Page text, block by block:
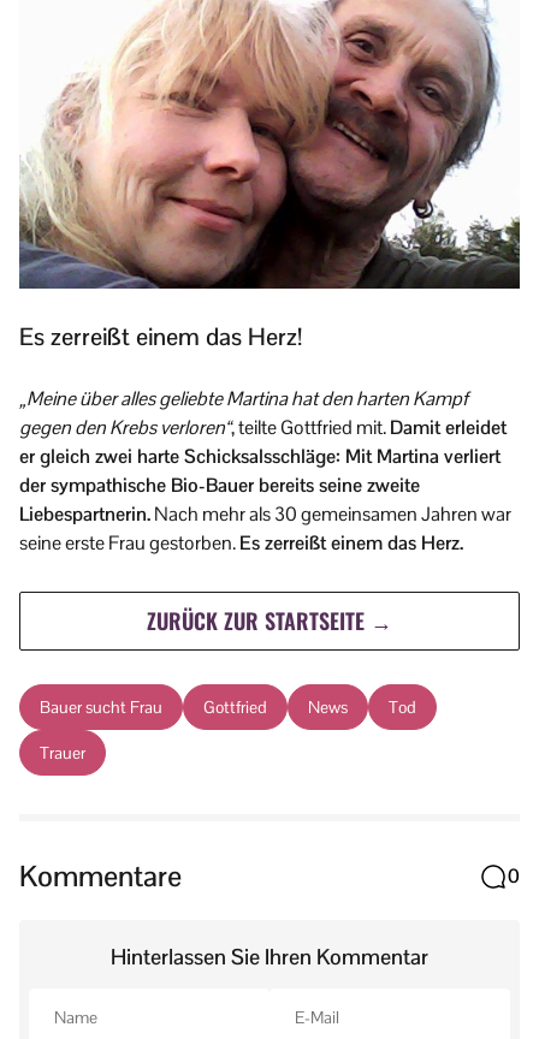
Es zerreißt einem das Herz!
„Meine über alles geliebte Martina hat den harten Kampf
gegen den Krebs verloren“, teilte Gottfried mit.Damit erleidet
er gleich zwei harte Schicksalsschläge: Mit Martina verliert
der sympathische Bio-Bauer bereits seine zweite
Liebespartnerin.Nach mehr als 30 gemeinsamen Jahren war
seine erste Frau gestorben.Es zerreißt einem das Herz.
ZURÜCK ZUR STARTSEITE →
Bauer sucht Frau Gottfried News Tod
Trauer
Kommentare 0
Hinterlassen Sie Ihren Kommentar